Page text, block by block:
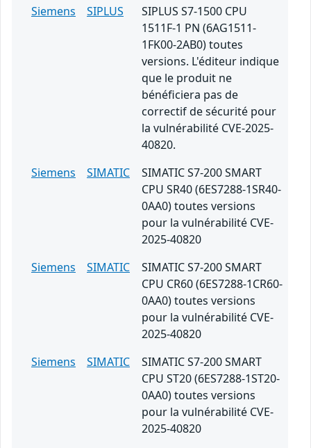
Siemens
SIPLUS
SIPLUS S7-1500 CPU
1511F-1 PN (6AG1511-
1FK00-2AB0) toutes
versions. L'éditeur indique
que le produit ne
bénéficiera pas de
correctif de sécurité pour
la vulnérabilité CVE-2025-
40820.
Siemens
SIMATIC
SIMATIC S7-200 SMART
CPU SR40 (6ES7288-1SR40-
0AA0) toutes versions
pour la vulnérabilité CVE-
2025-40820
Siemens
SIMATIC
SIMATIC S7-200 SMART
CPU CR60 (6ES7288-1CR60-
0AA0) toutes versions
pour la vulnérabilité CVE-
2025-40820
Siemens
SIMATIC
SIMATIC S7-200 SMART
CPU ST20 (6ES7288-1ST20-
0AA0) toutes versions
pour la vulnérabilité CVE-
2025-40820